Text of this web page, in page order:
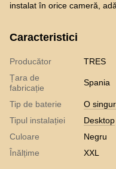
instalat în orice cameră,
Caracteristici
Producător
TRES
Țara de
fabricație
Spania
Tip de baterie
O
Tipul instalației
Desktop
Culoare
Negru
Înălțime
XXL